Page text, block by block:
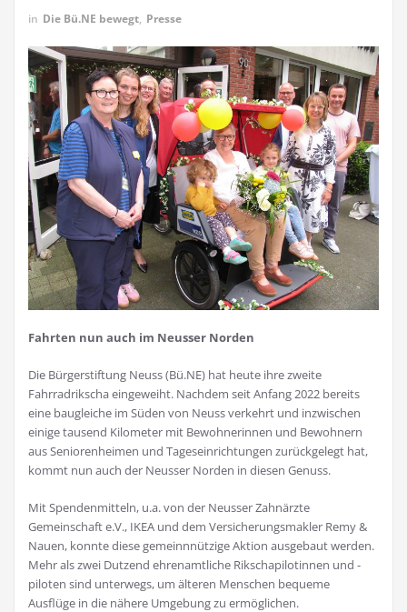
in Die Bü.NE bewegt, Presse
Fahrten nun auch im Neusser Norden
Die Bürgerstiftung Neuss (Bü.NE) hat heute ihre zweite
Fahrradrikscha eingeweiht. Nachdem seit Anfang 2022 bereits
eine baugleiche im Süden von Neuss verkehrt und inzwischen
einige tausend Kilometer mit Bewohnerinnen und Bewohnern
aus Seniorenheimen und Tageseinrichtungen zurückgelegt hat,
kommt nun auch der Neusser Norden in diesen Genuss.
Mit Spendenmitteln, u.a. von der Neusser Zahnärzte
Gemeinschaft e.V., IKEA und dem Versicherungsmakler Remy &
Nauen, konnte diese gemeinnnützige Aktion ausgebaut werden.
Mehr als zwei Dutzend ehrenamtliche Rikschapilotinnen und -
piloten sind unterwegs, um älteren Menschen bequeme
Ausflüge in die nähere Umgebung zu ermöglichen.